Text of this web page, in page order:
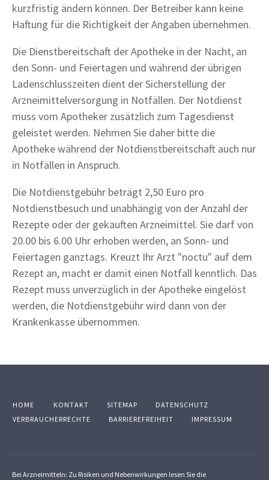
kurzfristig ändern können. Der Betreiber kann keine
Haftung für die Richtigkeit der Angaben übernehmen.
Die Dienstbereitschaft der Apotheke in der Nacht, an
den Sonn- und Feiertagen und während der übrigen
Ladenschlusszeiten dient der Sicherstellung der
Arzneimittelversorgung in Notfällen. Der Notdienst
muss vom Apotheker zusätzlich zum Tagesdienst
geleistet werden. Nehmen Sie daher bitte die
Apotheke während der Notdienstbereitschaft auch nur
in Notfällen in Anspruch.
Die Notdienstgebühr beträgt 2,50 Euro pro
Notdienstbesuch und unabhängig von der Anzahl der
Rezepte oder der gekauften Arzneimittel. Sie darf von
20.00 bis 6.00 Uhr erhoben werden, an Sonn- und
Feiertagen ganztags. Kreuzt Ihr Arzt "noctu" auf dem
Rezept an, macht er damit einen Notfall kenntlich. Das
Rezept muss unverzüglich in der Apotheke eingelöst
werden, die Notdienstgebühr wird dann von der
Krankenkasse übernommen.
HOME KONTAKT SITEMAP
DATENSCHUTZ
VERBRAUCHERRECHTE
BARRIEREFREIHEIT IMPRESSUM
Bei Arzneimitteln: Zu Risiken und Nebenwirkungen lesen Sie die